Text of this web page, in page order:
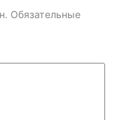
Обязательные